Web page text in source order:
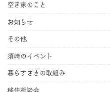
空き家のこと
お知らせ
その他
須崎のイベント
暮らすさきの取組み
移住相談会